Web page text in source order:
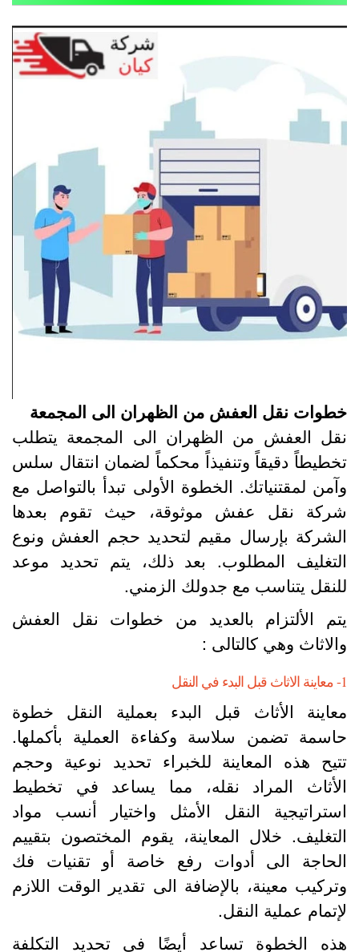
نقل العفش من الظهران الى المجمعة
العفش من الظهران الى المجمعة يتطلب
دقيقاً وتنفيذاً محكماً لضمان انتقال سلس
لمقتنياتك. الخطوة الأولى تبدأ بالتواصل مع
نقل عفش موثوقة، حيث تقوم بعدها
بإرسال مقيم لتحديد حجم العفش ونوع
المطلوب. بعد ذلك، يتم تحديد موعد
يتناسب مع جدولك الزمني.
الألتزام بالعديد من خطوات نقل العفش
وهي كالتالى :
الأثاث قبل البدء بعملية النقل خطوة
تضمن سلاسة وكفاءة العملية بأكملها.
هذه المعاينة للخبراء تحديد نوعية وحجم
المراد نقله، مما يساعد في تخطيط
النقل الأمثل واختيار أنسب مواد
خلال المعاينة، يقوم المختصون بتقييم
الى أدوات رفع خاصة أو تقنيات فك
معينة، بالإضافة الى تقدير الوقت اللازم
عملية النقل.
الخطوة تساعد أيضًا في تحديد التكلفة